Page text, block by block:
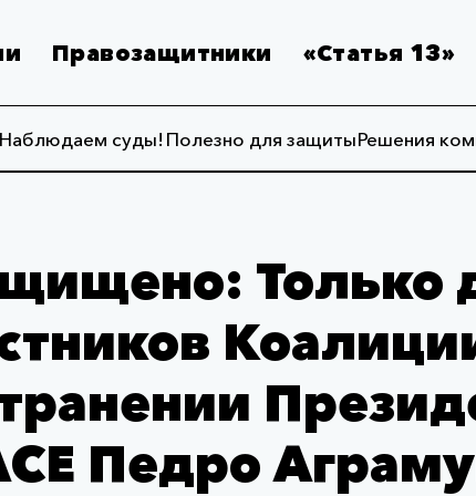
Правозащитники «Статья 13»
Наблюдаем суды! Полезно для защитыРешения
Только
Педро